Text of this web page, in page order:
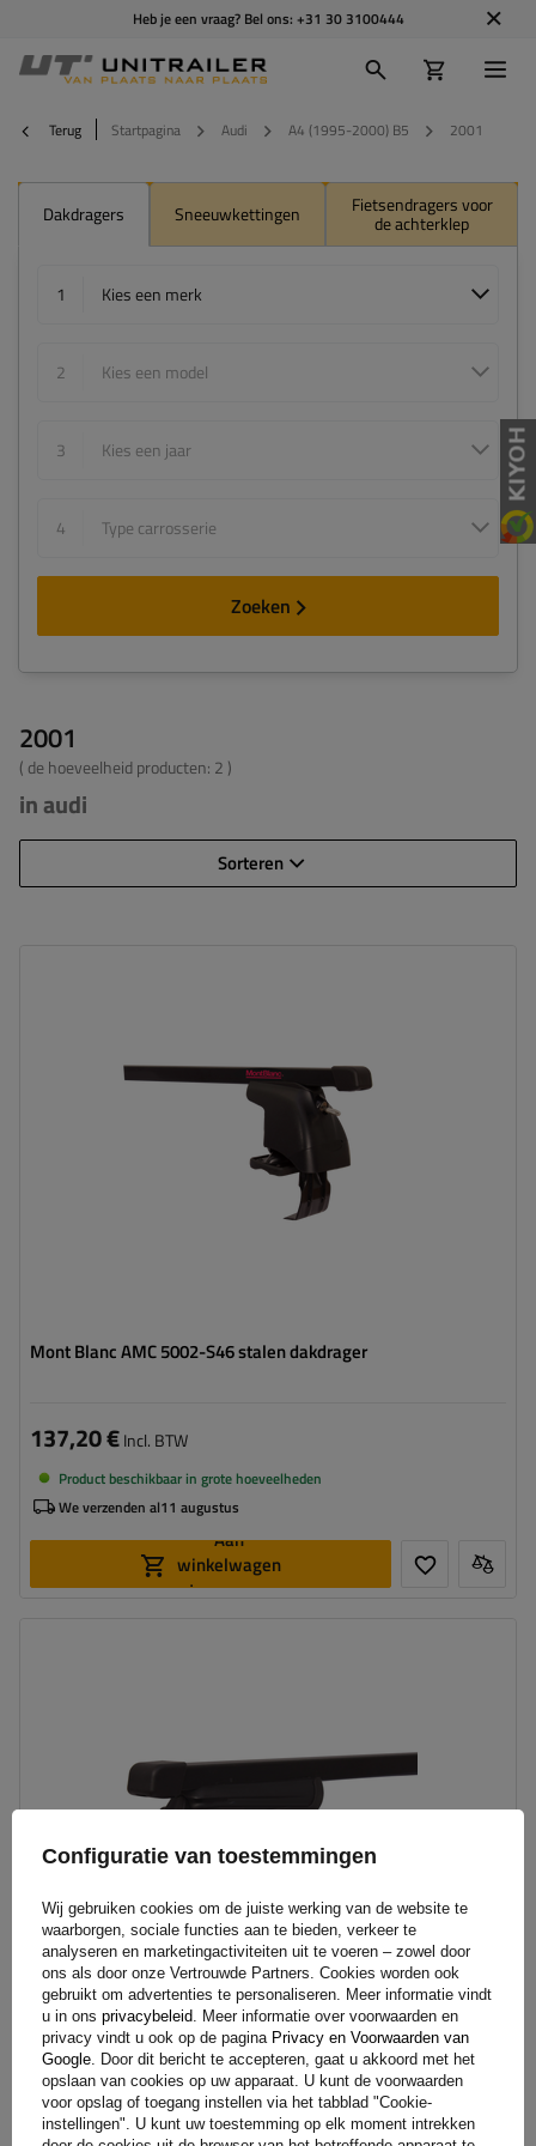
Heb je een vraag? Bel ons: +31 30 3100444
Terug Startpagina Audi A4 (1995-2000) B5 2001
Dakdragers Sneeuwkettingen Fietsendragers voor
de achterklep
1 Kies een merk
2 Kies een model
3 Kies een jaar
4 Type carrosserie
Zoeken
2001
( de hoeveelheid producten: 2 )
in audi
Sorteren
Mont Blanc AMC 5002-S46 stalen dakdrager
137,20 €Incl. BTW
Product beschikbaar in grote hoeveelheden
We verzenden al11 augustus
Aan
winkelwagen
toevoegen
Mont Blanc AMC 5400 stalen dakdrager voor traditionele rails
165,40 €Incl. BTW
Configuratie van toestemmingen
Wij gebruiken cookies om de juiste werking van de website te
waarborgen, sociale functies aan te bieden, verkeer te
analyseren en marketingactiviteiten uit te voeren – zowel door
ons als door onze Vertrouwde Partners. Cookies worden ook
gebruikt om advertenties te personaliseren. Meer informatie vindt
u in ons privacybeleid. Meer informatie over voorwaarden en
privacy vindt u ook op de pagina Privacy en Voorwaarden van
Google. Door dit bericht te accepteren, gaat u akkoord met het
opslaan van cookies op uw apparaat. U kunt de voorwaarden
voor opslag of toegang instellen via het tabblad "Cookie-
instellingen". U kunt uw toestemming op elk moment intrekken